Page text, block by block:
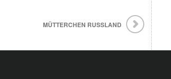
MÜTTERCHEN RUSSLAND